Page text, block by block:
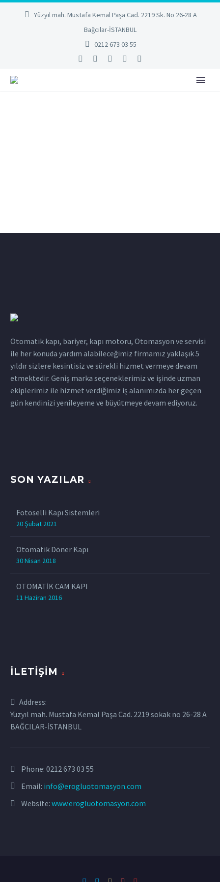
Yüzyıl mah. Mustafa Kemal Paşa Cad. 2219 Sk. No 26-28 A
Bağcılar-İSTANBUL
0212 673 03 55
Otomatik kapı, bariyer, kapı motoru, Otomasyon ve servisi
ile her konuda yardım alabileceğimiz firmamız yaklaşık 5
yıldır sizlere kesintisiz ve sürekli hizmet vermeye devam
etmektedir. Geniş marka seçeneklerimiz ve işinde uzman
ekiplerimiz ile hizmet verdiğimiz iş alanımızda her geçen
gün kendinizi yenileyeme ve büyütmeye devam ediyoruz.
SON YAZILAR
Fotoselli Kapı Sistemleri
20 Şubat 2021
Otomatik Döner Kapı
30 Nisan 2018
OTOMATİK CAM KAPI
11 Haziran 2016
İLETIŞIM
Address:
Yüzyıl mah. Mustafa Kemal Paşa Cad. 2219 sokak no 26-28 A
BAĞCILAR-İSTANBUL
Phone: 0212 673 03 55
Email: info@erogluotomasyon.com
Website: www.erogluotomasyon.com